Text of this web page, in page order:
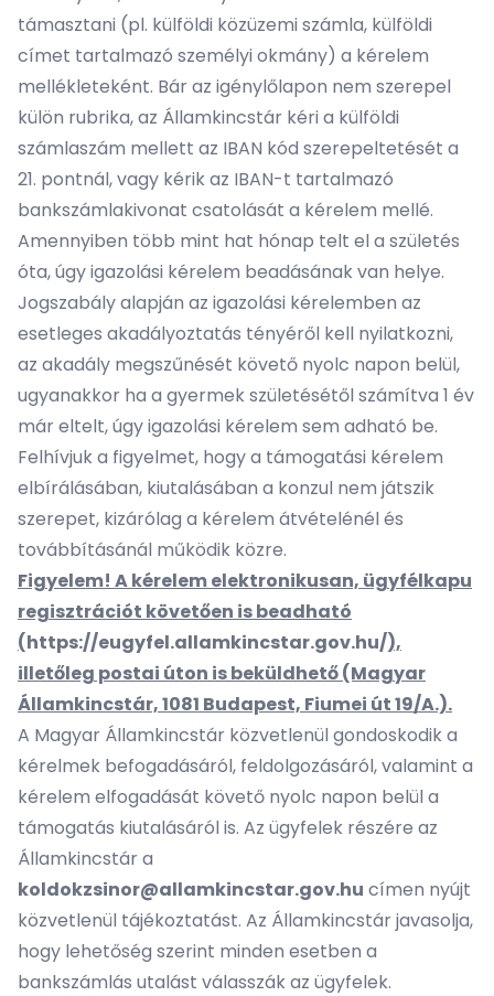
támasztani (pl. külföldi közüzemi számla, külföldi
címet tartalmazó személyi okmány) a kérelem
mellékleteként. Bár az igénylőlapon nem szerepel
külön rubrika, az Államkincstár kéri a külföldi
számlaszám mellett az IBAN kód szerepeltetését a
21. pontnál, vagy kérik az IBAN-t tartalmazó
bankszámlakivonat csatolását a kérelem mellé.
Amennyiben több mint hat hónap telt el a születés
óta, úgy igazolási kérelem beadásának van helye.
Jogszabály alapján az igazolási kérelemben az
esetleges akadályoztatás tényéről kell nyilatkozni,
az akadály megszűnését követő nyolc napon belül,
ugyanakkor ha a gyermek születésétől számítva 1 év
már eltelt, úgy igazolási kérelem sem adható be.
Felhívjuk a figyelmet, hogy a támogatási kérelem
elbírálásában, kiutalásában a konzul nem játszik
szerepet, kizárólag a kérelem átvételénél és
továbbításánál működik közre.
Figyelem! A kérelem elektronikusan, ügyfélkapu
regisztrációt követően is beadható
(https://eugyfel.allamkincstar.gov.hu/),
illetőleg postai úton is beküldhető (Magyar
Államkincstár, 1081 Budapest, Fiumei út 19/A.).
A Magyar Államkincstár közvetlenül gondoskodik a
kérelmek befogadásáról, feldolgozásáról, valamint a
kérelem elfogadását követő nyolc napon belül a
támogatás kiutalásáról is. Az ügyfelek részére az
Államkincstár a
koldokzsinor@allamkincstar.gov.hu címen nyújt
közvetlenül tájékoztatást. Az Államkincstár javasolja,
hogy lehetőség szerint minden esetben a
bankszámlás utalást válasszák az ügyfelek.